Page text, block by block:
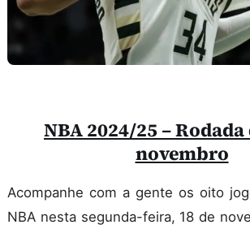
NBA 2024/25 – Rodada
novembro
Acompanhe com a gente os oito
NBA nesta segunda-feira, 18 de